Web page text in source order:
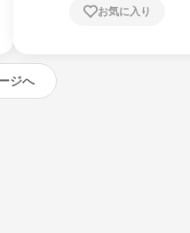
お気に入り
ジへ